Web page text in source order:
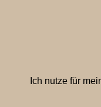
Ich nutze für